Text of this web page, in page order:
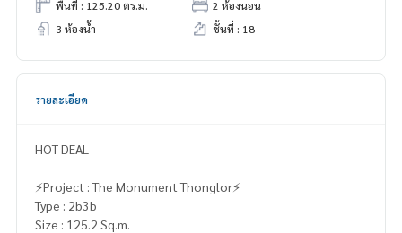
พื้นที่ : 125.20 ตร.ม.
2 ห้องนอน
3 ห้องน้ำ
ชั้นที่ : 18
รายละเอียด
HOT DEAL
⚡️Project : The Monument Thonglor⚡️
Type : 2b3b
Size : 125.2 Sq.m.